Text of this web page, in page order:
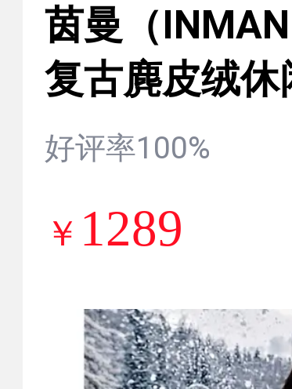
茵曼（
复古麂皮绒休
小个子夹克上
好评率100%
￥ 1289